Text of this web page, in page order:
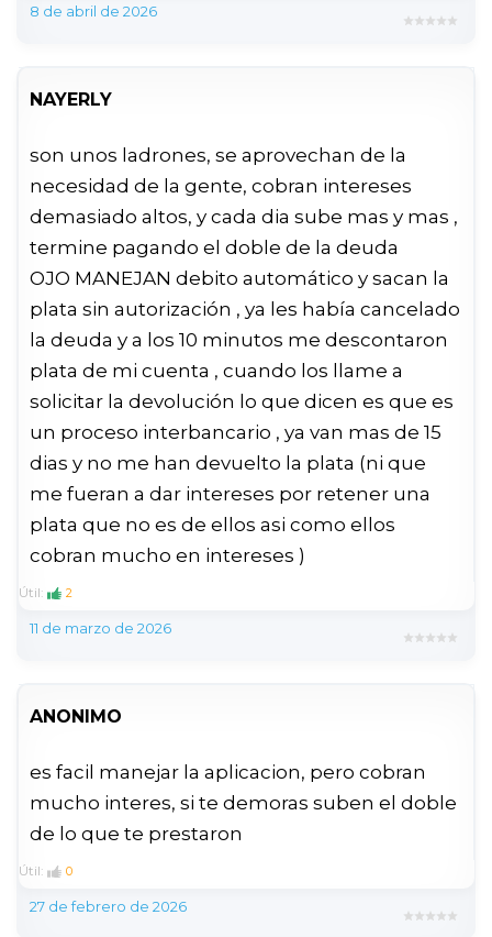
8 de abril de 2026
NAYERLY
son unos ladrones, se aprovechan de la
necesidad de la gente, cobran intereses
demasiado altos, y cada dia sube mas y mas ,
termine pagando el doble de la deuda
OJO MANEJAN debito automático y sacan la
plata sin autorización , ya les había cancelado
la deuda y a los 10 minutos me descontaron
plata de mi cuenta , cuando los llame a
solicitar la devolución lo que dicen es que es
un proceso interbancario , ya van mas de 15
dias y no me han devuelto la plata (ni que
me fueran a dar intereses por retener una
plata que no es de ellos asi como ellos
cobran mucho en intereses )
Útil: 2
11 de marzo de 2026
ANONIMO
es facil manejar la aplicacion, pero cobran
mucho interes, si te demoras suben el doble
de lo que te prestaron
Útil: 0
27 de febrero de 2026